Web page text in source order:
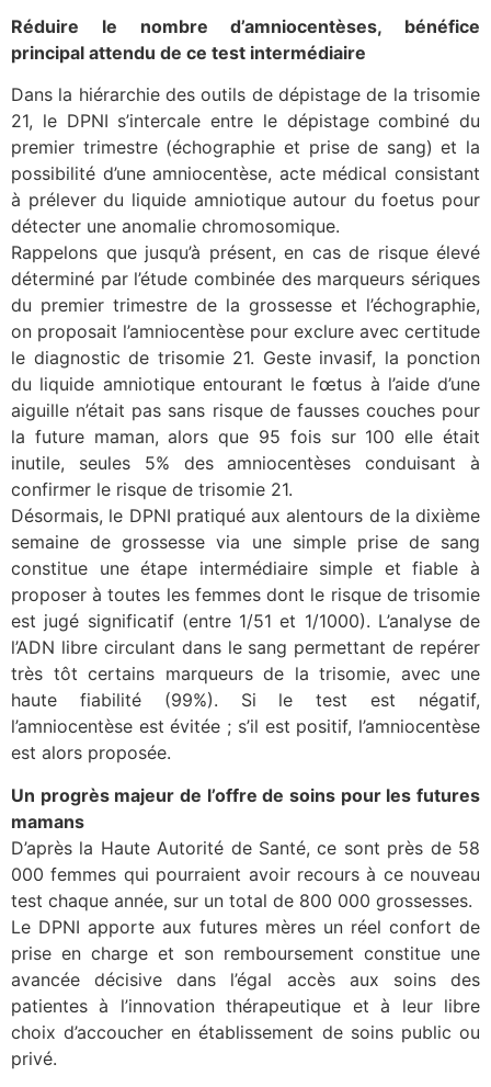
Réduire le nombre d’amniocentèses, bénéfice
principal attendu de ce test intermédiaire
Dans la hiérarchie des outils de dépistage de la trisomie
21, le DPNI s’intercale entre le dépistage combiné du
premier trimestre (échographie et prise de sang) et la
possibilité d’une amniocentèse, acte médical consistant
à prélever du liquide amniotique autour du foetus pour
détecter une anomalie chromosomique.
Rappelons que jusqu’à présent, en cas de risque élevé
déterminé par l’étude combinée des marqueurs sériques
du premier trimestre de la grossesse et l’échographie,
on proposait l’amniocentèse pour exclure avec certitude
le diagnostic de trisomie 21. Geste invasif, la ponction
du liquide amniotique entourant le fœtus à l’aide d’une
aiguille n’était pas sans risque de fausses couches pour
la future maman, alors que 95 fois sur 100 elle était
inutile, seules 5% des amniocentèses conduisant à
confirmer le risque de trisomie 21.
Désormais, le DPNI pratiqué aux alentours de la dixième
semaine de grossesse via une simple prise de sang
constitue une étape intermédiaire simple et fiable à
proposer à toutes les femmes dont le risque de trisomie
est jugé significatif (entre 1/51 et 1/1000). L’analyse de
l’ADN libre circulant dans le sang permettant de repérer
très tôt certains marqueurs de la trisomie, avec une
haute fiabilité (99%). Si le test est négatif,
l’amniocentèse est évitée ; s’il est positif, l’amniocentèse
est alors proposée.
Un progrès majeur de l’offre de soins pour les futures
mamans
D’après la Haute Autorité de Santé, ce sont près de 58
000 femmes qui pourraient avoir recours à ce nouveau
test chaque année, sur un total de 800 000 grossesses.
Le DPNI apporte aux futures mères un réel confort de
prise en charge et son remboursement constitue une
avancée décisive dans l’égal accès aux soins des
patientes à l’innovation thérapeutique et à leur libre
choix d’accoucher en établissement de soins public ou
privé.